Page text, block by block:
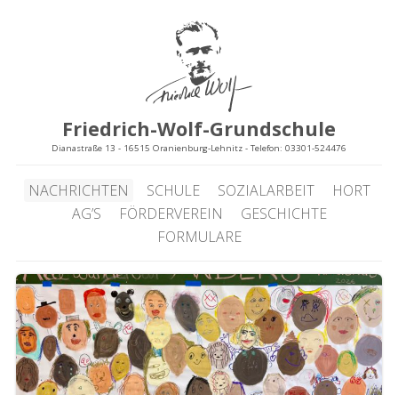
Friedrich-Wolf-Grundschule
Dianastraße 13 - 16515 Oranienburg-Lehnitz - Telefon: 03301-524476
NACHRICHTEN SCHULE SOZIALARBEIT
HORT
AG’S
FÖRDERVEREIN
GESCHICHTE
FORMULARE